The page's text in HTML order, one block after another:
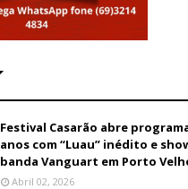
Festival Casarão abre
anos com “Luau” inédito e
banda Vanguart em Porto
Abril 02, 2026